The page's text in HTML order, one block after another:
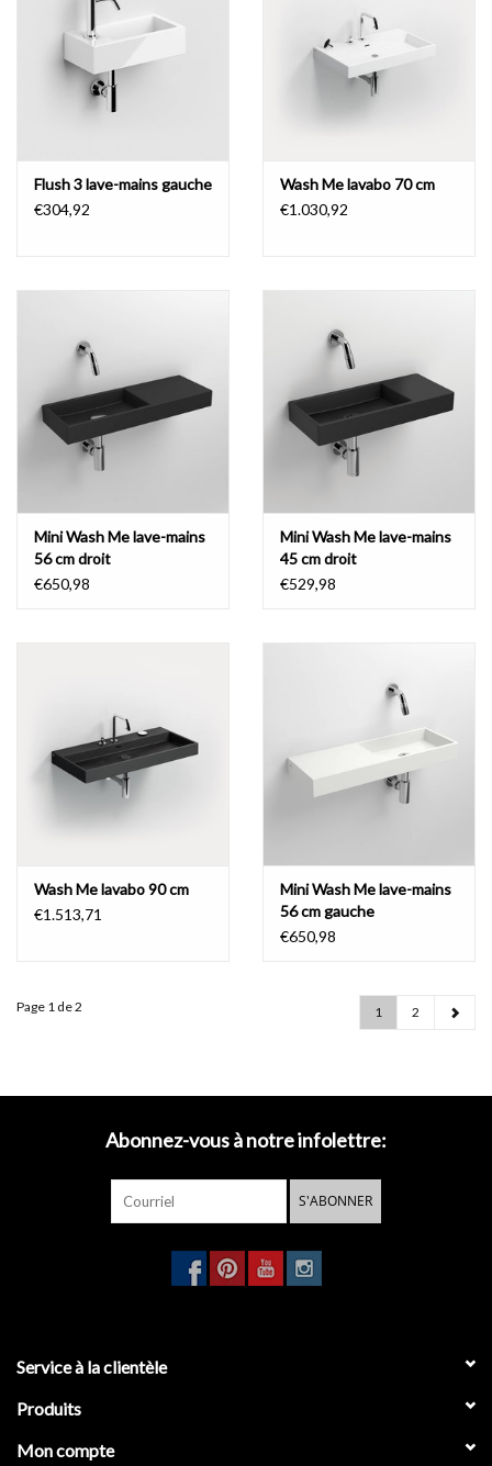
Flush 3 lave-mains gauche
€304,92
Wash Me lavabo 70 cm
€1.030,92
Mini Wash Me lave-mains
56 cm droit
€650,98
Mini Wash Me lave-mains
45 cm droit
€529,98
Wash Me lavabo 90 cm
€1.513,71
Mini Wash Me lave-mains
56 cm gauche
€650,98
Page 1 de 2 1 2
Abonnez-vous à notre infolettre:
S'ABONNER
Service à la clientèle
Produits
Mon compte